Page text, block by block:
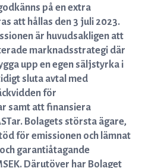
på en extra
att hållas den 3 juli 2023.
är huvudsakligen att
marknadsstrategi där
upp en egen säljstyrka i
sluta avtal med
för
samt att finansiera
Bolagets största ägare,
för emissionen och lämnat
garantiåtagande
Därutöver har Bolaget